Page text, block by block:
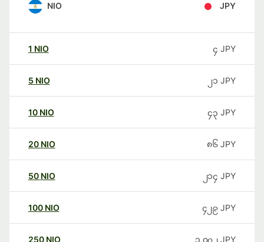
NIO JPY
1 NIO ၄ JPY
5 NIO ၂၁ JPY
10 NIO ၄၃ JPY
20 NIO ၈၆ JPY
50 NIO ၂၁၄ JPY
100 NIO ၄၂၉ JPY
250 NIO ၁,၀၇၂ JPY